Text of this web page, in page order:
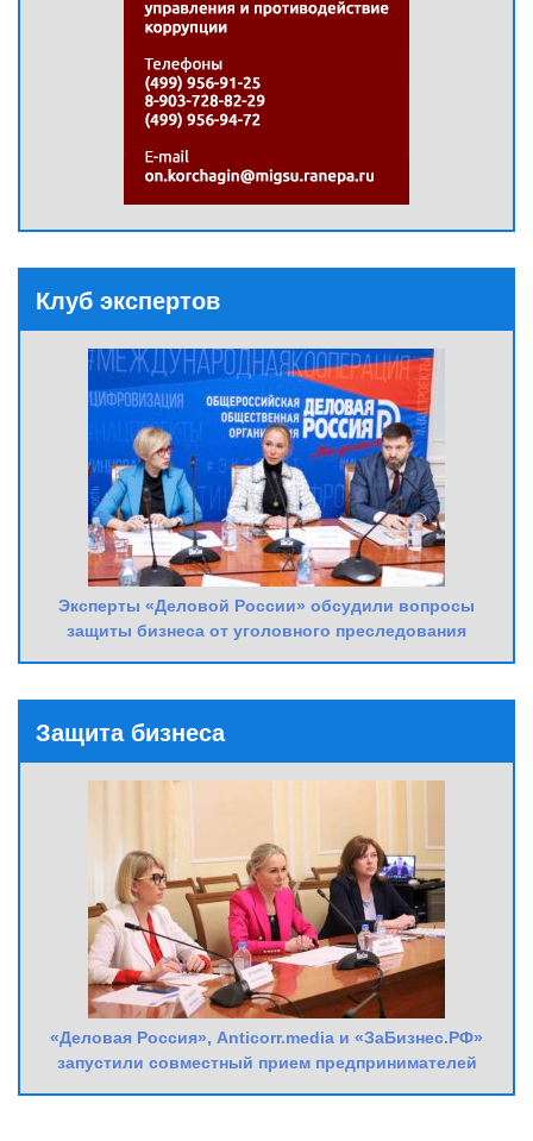
Клуб экспертов
Эксперты «Деловой России» обсудили вопросы
защиты бизнеса от уголовного преследования
Защита бизнеса
«Деловая Россия», Anticorr.media и «ЗаБизнес.РФ»
запустили совместный прием предпринимателей